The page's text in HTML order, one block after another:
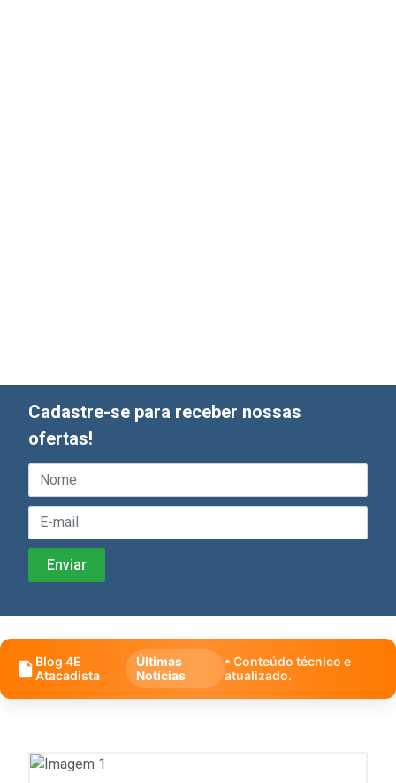
Cadastre-se para receber nossas
ofertas!
Blog 4E
Atacadista
Últimas
Notícias
• Conteúdo técnico e
atualizado.